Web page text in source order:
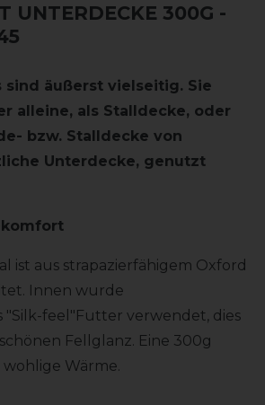
UNTERDECKE 300G -
sind äußerst vielseitig. Sie
alleine, als Stalldecke, oder
bzw. Stalldecke von
Unterdecke, genutzt
ist aus strapazierfähigem Oxford
Innen wurde
"Silk-feel"Futter verwendet, dies
Fellglanz. Eine 300g
Wärme.